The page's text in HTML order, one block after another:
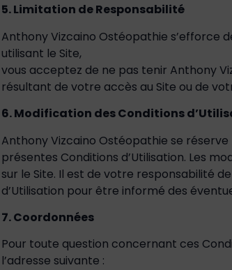
5. Limitation de Responsabilité
Anthony Vizcaino Ostéopathie s’efforce
utilisant le Site,
vous acceptez de ne pas tenir Anthony
résultant de votre accès au Site ou de
6. Modification des Conditions
Anthony Vizcaino Ostéopathie se
présentes Conditions d’Utilisation. Les
sur le Site. Il est de votre responsabilité
d’Utilisation pour être informé des
7. Coordonnées
Pour toute question concernant ces
l’adresse suivante :